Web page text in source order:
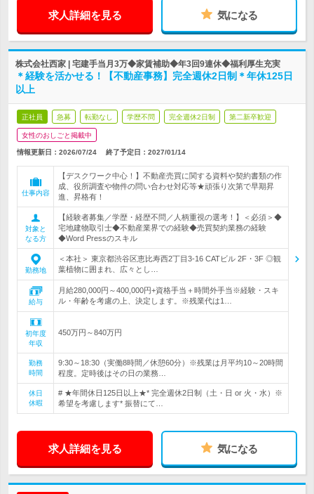
求人詳細を見る 気になる
株式会社西家 | 宅建手当月3万◆家賃補助◆年3回9連休◆福利厚生充実
＊経験を活かせる！【不動産事務】完全週休2日制＊年休125日
以上
正社員 急募 転勤なし 学歴不問 完全週休2日制 第二新卒歓迎
女性のおしごと掲載中
情報更新日：2026/07/24 終了予定日： 2027/01/14
仕事内容
【デスクワーク中心！】不動産売買に関する資料や契約書類の作
成、役所調査や物件の問い合わせ対応等★頑張り次第で早期昇
進、昇格有！
対象と
なる方
【経験者募集／学歴・経歴不問／人柄重視の選考！】＜必須＞◆
宅地建物取引士◆不動産業界での経験◆売買契約業務の経験
◆Word Pressのスキル
勤務地
＜本社＞ 東京都渋谷区恵比寿西2丁目3-16 CATビル 2F・3F ◎観
葉植物に囲まれ、広々とし…
給与
月給280,000円～400,000円+資格手当＋時間外手当※経験・スキ
ル・年齢を考慮の上、決定します。※残業代は1…
初年度
年収
450万円～840万円
勤務
時間
9:30～18:30（実働8時間／休憩60分）※残業は月平均10～20時間
程度。定時後はその日の業務…
休日
休暇
# ★年間休日125日以上★* 完全週休2日制（土・日 or 火・水）※
希望を考慮します* 振替にて…
求人詳細を見る 気になる